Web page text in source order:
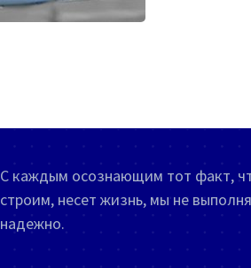
С каждым осознающим тот факт,
строим, несет жизнь, мы не
надежно.